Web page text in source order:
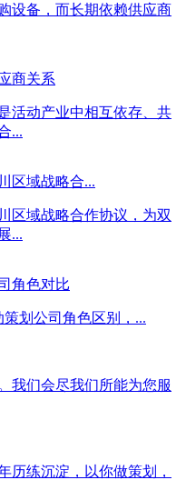
设备，而长期依赖供应商
商关系
活动产业中相互依存、共
...
区域战略合...
区域战略合作协议，为双
...
角色对比
划公司角色区别，...
我们会尽我们所能为您服
历练沉淀，以你做策划，